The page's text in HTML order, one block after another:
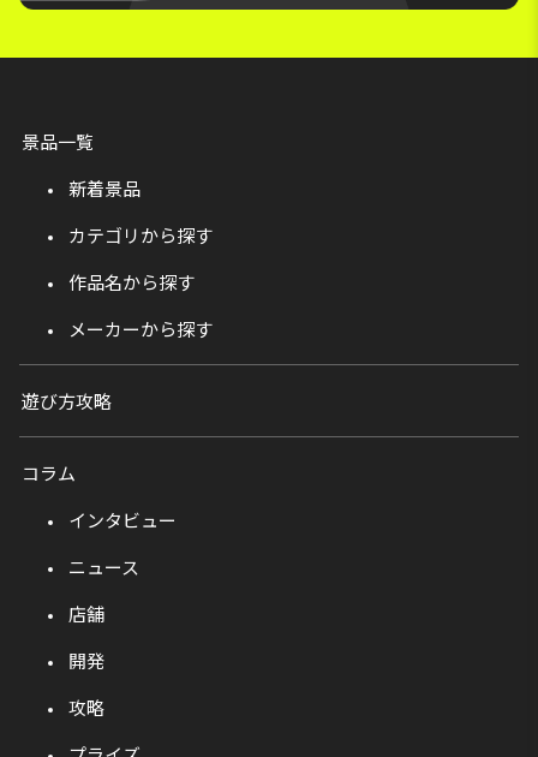
景品一覧
新着景品
カテゴリから探す
作品名から探す
メーカーから探す
遊び方攻略
コラム
インタビュー
ニュース
店舗
開発
攻略